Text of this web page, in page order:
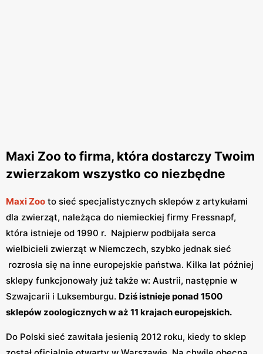
Maxi Zoo to firma, która dostarczy Twoim
zwierzakom wszystko co niezbędne
Maxi Zoo to sieć specjalistycznych sklepów z artykułami
dla zwierząt, należąca do niemieckiej firmy Fressnapf,
która istnieje od 1990 r. Najpierw podbijała serca
wielbicieli zwierząt w Niemczech, szybko jednak sieć
rozrosła się na inne europejskie państwa. Kilka lat później
sklepy funkcjonowały już także w: Austrii, następnie w
Szwajcarii i Luksemburgu. Dziś istnieje ponad 1500
sklepów zoologicznych w aż 11 krajach europejskich.
Do Polski sieć zawitała jesienią 2012 roku, kiedy to sklep